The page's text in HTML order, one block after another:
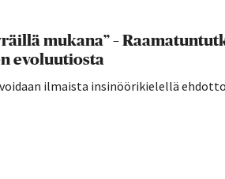
mukana” –
evoluutiosta
ilmaista insinöörikielellä